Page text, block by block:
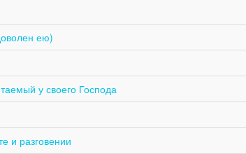
ею)
у своего Господа
и разговении